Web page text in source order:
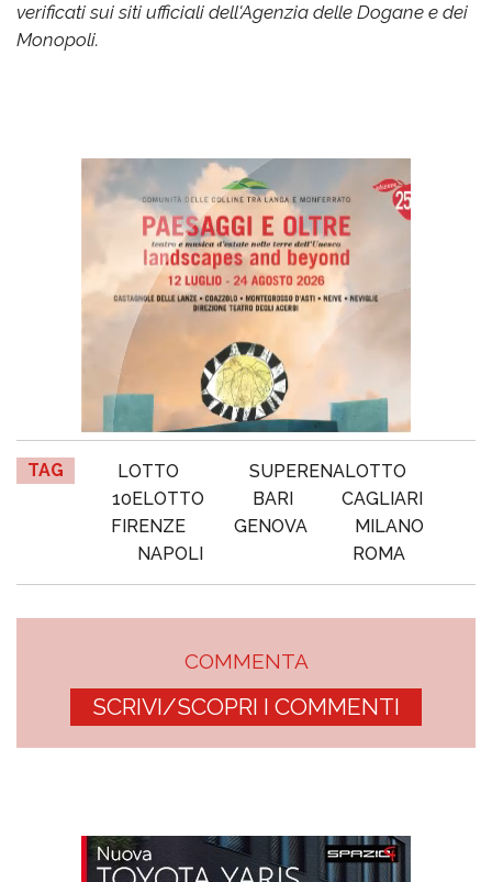
verificati sui siti ufficiali dell'Agenzia delle Dogane e dei
Monopoli.
TAG LOTTO
SUPERENALOTTO
10ELOTTO
BARI
CAGLIARI
FIRENZE
GENOVA
MILANO
NAPOLI
ROMA
COMMENTA
SCRIVI/SCOPRI I COMMENTI